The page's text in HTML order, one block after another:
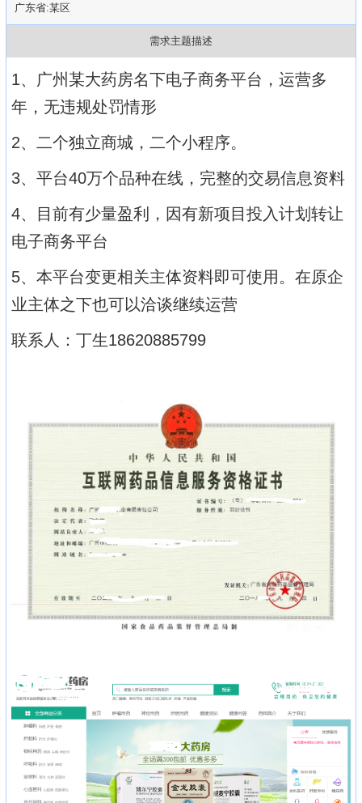
广东省:某区
需求主题描述
1、广州某大药房名下电子商务平台，运营多
年，无违规处罚情形
2、二个独立商城，二个小程序。
3、平台40万个品种在线，完整的交易信息资料
4、目前有少量盈利，因有新项目投入计划转让
电子商务平台
5、本平台变更相关主体资料即可使用。在原企
业主体之下也可以洽谈继续运营
联系人：丁生18620885799